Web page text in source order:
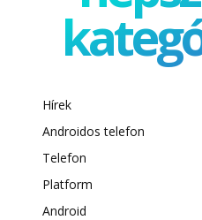
Hírek
Androidos telefon
Telefon
Platform
Android